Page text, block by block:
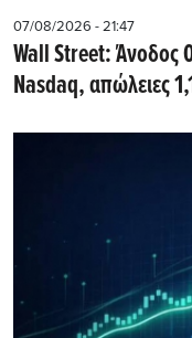
07/08/2026 - 21:47
Wall Street: Άνοδος
Nasdaq, απώλειες